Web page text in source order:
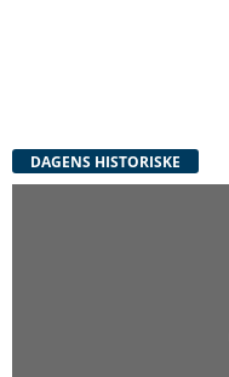
DAGENS HISTORISKE